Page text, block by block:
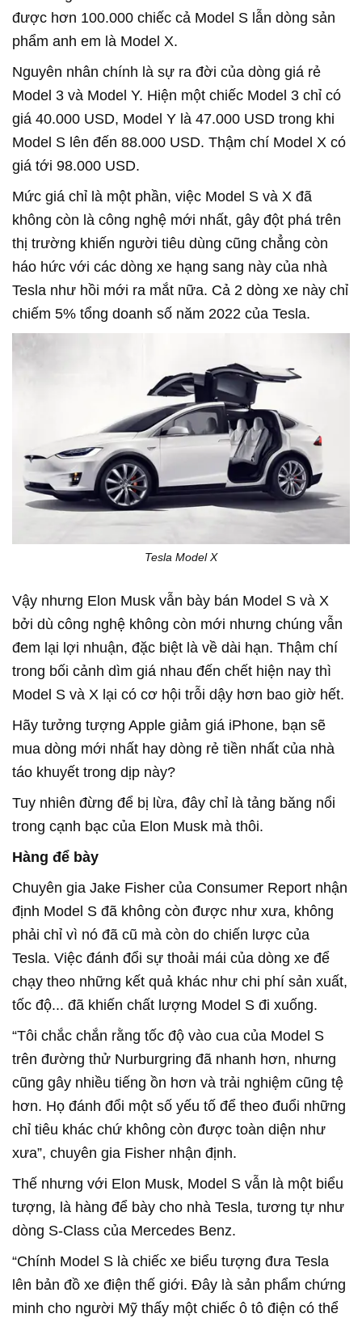
được hơn 100.000 chiếc cả Model S lẫn dòng sản
phẩm anh em là Model X.
Nguyên nhân chính là sự ra đời của dòng giá rẻ
Model 3 và Model Y. Hiện một chiếc Model 3 chỉ có
giá 40.000 USD, Model Y là 47.000 USD trong khi
Model S lên đến 88.000 USD. Thậm chí Model X có
giá tới 98.000 USD.
Mức giá chỉ là một phần, việc Model S và X đã
không còn là công nghệ mới nhất, gây đột phá trên
thị trường khiến người tiêu dùng cũng chẳng còn
háo hức với các dòng xe hạng sang này của nhà
Tesla như hồi mới ra mắt nữa. Cả 2 dòng xe này chỉ
chiếm 5% tổng doanh số năm 2022 của Tesla.
Tesla Model X
Vậy nhưng Elon Musk vẫn bày bán Model S và X
bởi dù công nghệ không còn mới nhưng chúng vẫn
đem lại lợi nhuận, đặc biệt là về dài hạn. Thậm chí
trong bối cảnh dìm giá nhau đến chết hiện nay thì
Model S và X lại có cơ hội trỗi dậy hơn bao giờ hết.
Hãy tưởng tượng Apple giảm giá iPhone, bạn sẽ
mua dòng mới nhất hay dòng rẻ tiền nhất của nhà
táo khuyết trong dịp này?
Tuy nhiên đừng để bị lừa, đây chỉ là tảng băng nổi
trong cạnh bạc của Elon Musk mà thôi.
Hàng để bày
Chuyên gia Jake Fisher của Consumer Report nhận
định Model S đã không còn được như xưa, không
phải chỉ vì nó đã cũ mà còn do chiến lược của
Tesla. Việc đánh đổi sự thoải mái của dòng xe để
chạy theo những kết quả khác như chi phí sản xuất,
tốc độ... đã khiến chất lượng Model S đi xuống.
“Tôi chắc chắn rằng tốc độ vào cua của Model S
trên đường thử Nurburgring đã nhanh hơn, nhưng
cũng gây nhiều tiếng ồn hơn và trải nghiệm cũng tệ
hơn. Họ đánh đổi một số yếu tố để theo đuổi những
chỉ tiêu khác chứ không còn được toàn diện như
xưa”, chuyên gia Fisher nhận định.
Thế nhưng với Elon Musk, Model S vẫn là một biểu
tượng, là hàng để bày cho nhà Tesla, tương tự như
dòng S-Class của Mercedes Benz.
“Chính Model S là chiếc xe biểu tượng đưa Tesla
lên bản đồ xe điện thế giới. Đây là sản phẩm chứng
minh cho người Mỹ thấy một chiếc ô tô điện có thể